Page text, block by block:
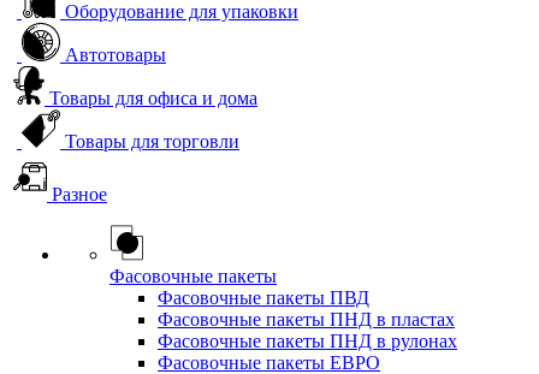
Оборудование для упаковки
Автотовары
Товары для офиса и дома
Товары для торговли
Разное
Фасовочные пакеты
Фасовочные пакеты ПВД
Фасовочные пакеты ПНД в пластах
Фасовочные пакеты ПНД в рулонах
Фасовочные пакеты ЕВРО